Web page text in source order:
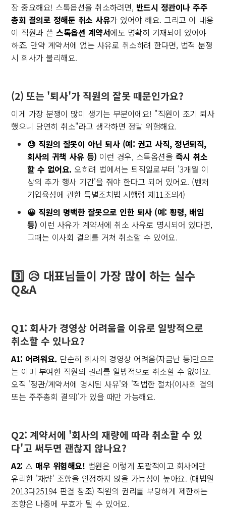
장 중요해요! 스톡옵션을 취소하려면, 반드시 정관이나 주주
총회 결의로 정해둔 취소 사유가 있어야 해요. 그리고 이 내용
이 직원과 쓴스톡옵션 계약서에도 명확히 기재되어 있어야
하죠. 만약 계약서에 없는 사유로 취소하려 한다면, 법적 분쟁
시 회사가 불리해요.
(2) 또는 '퇴사'가 직원의 잘못 때문인가요?
이게 가장 분쟁이 많이 생기는 부분이에요! "직원이 조기 퇴사
했으니 당연히 취소"라고 생각하면 정말 위험해요.
😓 직원의 잘못이 아닌 퇴사 (예: 권고 사직, 정년퇴직,
회사의 귀책 사유 등) 이런 경우, 스톡옵션을 즉시 취소
할 수 없어요. 오히려 법에서는 퇴직일로부터 '3개월 이
상의 추가 행사 기간'을 줘야 한다고 되어 있어요. (벤처
기업육성에 관한 특별조치법 시행령 제11조의4)
😀 직원의 명백한 잘못으로 인한 퇴사 (예: 횡령, 배임
등) 이런 사유가 계약서에 취소 사유로 명시되어 있다면,
그때는 이사회 결의를 거쳐 취소할 수 있어요.
3️⃣ 😥 대표님들이 가장 많이 하는 실수
Q&A
Q1: 회사가 경영상 어려움을 이유로 일방적으로
취소할 수 있나요?
A1: 어려워요. 단순히 회사의 경영상 어려움(자금난 등)만으로
는 이미 부여한 직원의 권리를 일방적으로 취소할 수 없어요.
오직 '정관/계약서에 명시된 사유'와 '적법한 절차(이사회 결의
또는 주주총회 결의)'가 있을 때만 가능해요.
Q2: 계약서에 '회사의 재량에 따라 취소할 수 있
다'고 써두면 괜찮지 않나요?
A2: ⚠️ 매우 위험해요! 법원은 이렇게 포괄적이고 회사에만
유리한 '재량' 조항을 인정하지 않을 가능성이 높아요. (대법원
2013다25194 판결 참조) 직원의 권리를 부당하게 제한하는
조항은 나중에 무효가 될 수 있어요.